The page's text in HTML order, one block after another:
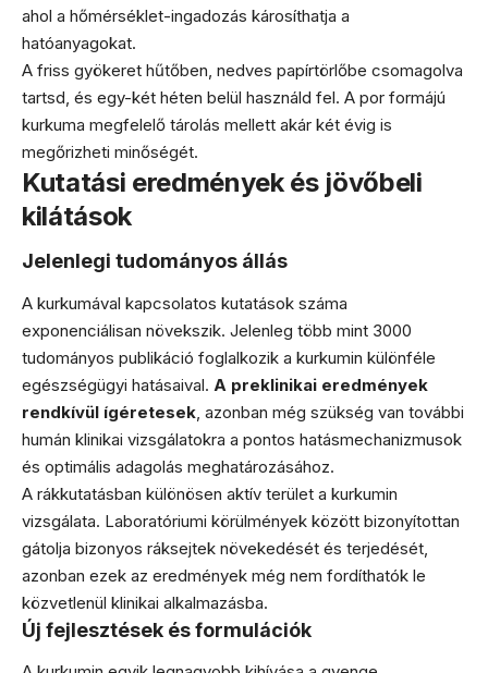
ahol a hőmérséklet-ingadozás károsíthatja a
hatóanyagokat.
A friss gyökeret hűtőben, nedves papírtörlőbe csomagolva
tartsd, és egy-két héten belül használd fel. A por formájú
kurkuma megfelelő tárolás mellett akár két évig is
megőrizheti minőségét.
Kutatási eredmények és jövőbeli
kilátások
Jelenlegi tudományos állás
A kurkumával kapcsolatos kutatások száma
exponenciálisan növekszik. Jelenleg több mint 3000
tudományos publikáció foglalkozik a kurkumin különféle
egészségügyi hatásaival. A preklinikai eredmények
rendkívül ígéretesek , azonban még szükség van további
humán klinikai vizsgálatokra a pontos hatásmechanizmusok
és optimális adagolás meghatározásához.
A rákkutatásban különösen aktív terület a kurkumin
vizsgálata. Laboratóriumi körülmények között bizonyítottan
gátolja bizonyos ráksejtek növekedését és terjedését,
azonban ezek az eredmények még nem fordíthatók le
közvetlenül klinikai alkalmazásba.
Új fejlesztések és formulációk